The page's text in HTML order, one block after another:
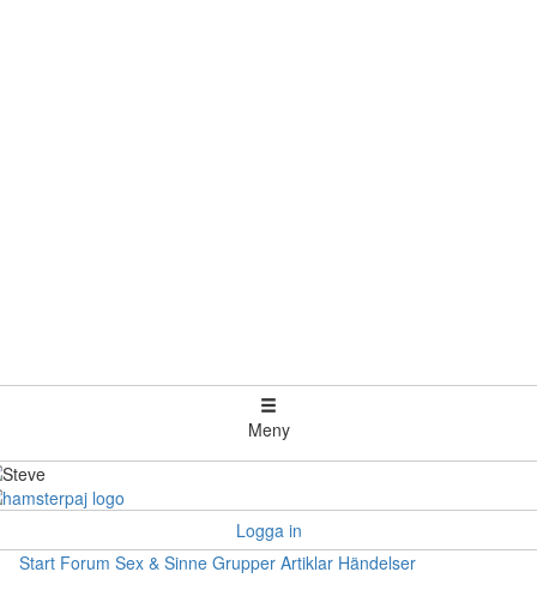
Meny
Logga in
Start Forum Sex & Sinne Grupper Artiklar Händelser